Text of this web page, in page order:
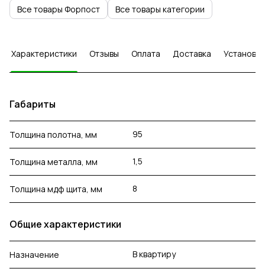
Все товары Форпост Все товары категории
Характеристики Отзывы Оплата Доставка Установка
Габариты
Толщина полотна, мм 95
Толщина металла, мм 1,5
Толщина мдф щита, мм 8
Общие характеристики
Назначение В квартиру